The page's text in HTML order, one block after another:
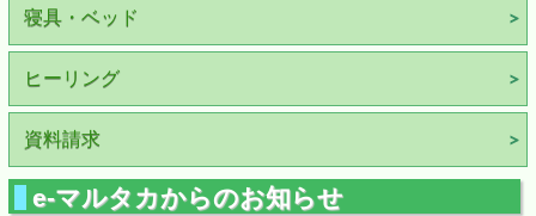
寝具・ベッド
ヒーリング
資料請求
e-マルタカからのお知らせ